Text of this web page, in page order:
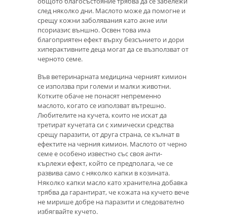
след няколко дни. Маслото може да помогне и
срещу кожни заболявания като акне или
псориазис външно. Освен това има
благоприятен ефект върху безсънието и дори
хиперактивните деца могат да се възползват от
черното семе.
Във ветеринарната медицина черният кимион
се използва при големи и малки животни.
Котките обаче не понасят непременно
маслото, когато се използват вътрешно.
Любителите на кучета, които не искат да
третират кучетата си с химически средства
срещу паразити, от друга страна, се кълнат в
ефектите на черния кимион. Маслото от черно
семе е особено известно със своя анти-
кърлежи ефект, който се предполага, че се
развива само с няколко капки в козината.
Няколко капки масло като хранителна добавка
трябва да гарантират, че кожата на кучето вече
не мирише добре на паразити и следователно
избягвайте кучето.